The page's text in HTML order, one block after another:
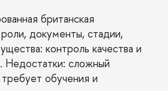
британская
документы, стадии,
контроль качества и
Недостатки: сложный
обучения и